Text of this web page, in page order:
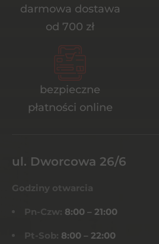
darmowa dostawa
od 700 zł
bezpieczne
płatności online
ul. Dworcowa 26/6
Godziny otwarcia
Pn-Czw: 8:00 – 21:00
Pt-Sob: 8:00 – 22:00